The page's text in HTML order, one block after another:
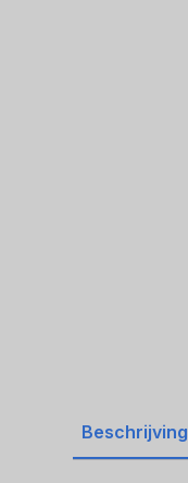
Beschrijving